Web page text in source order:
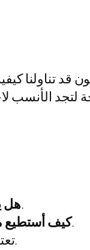
قد تناولنا
لتجد الأنسب
هليمكنك البدء بالتطبيقات المجانية وتجربتها أولاً.
كيف أستطيعتحقق من المراجعات والتقييمات وابحث عن ميزات الأمان.
التطبيقات A، B، C، D، وE تعتبر من بين الأفضل.